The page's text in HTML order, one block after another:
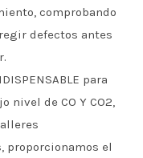
comprobando
defectos antes
para
nivel de CO Y CO2,
proporcionamos el